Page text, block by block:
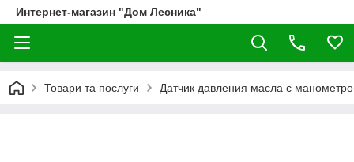
Интернет-магазин "Дом Лесника"
Товари та послуги Датчик давления масла с